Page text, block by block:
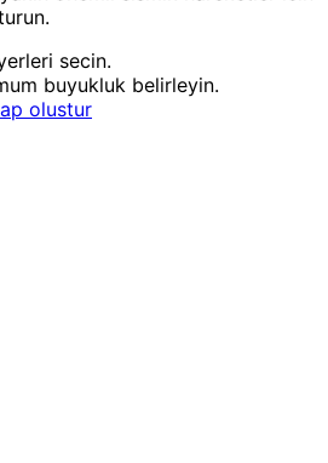
secin.
buyukluk belirleyin.
olustur